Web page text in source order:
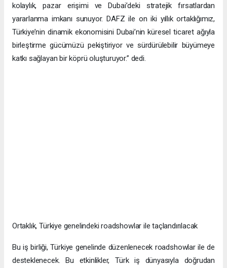
kolaylık, pazar erişimi ve Dubai’deki stratejik fırsatlardan
yararlanma imkanı sunuyor. DAFZ ile on iki yıllık ortaklığımız,
Türkiye’nin dinamik ekonomisini Dubai’nin küresel ticaret ağıyla
birleştirme gücümüzü pekiştiriyor ve sürdürülebilir büyümeye
katkı sağlayan bir köprü oluşturuyor.” dedi.
Ortaklık, Türkiye genelindeki roadshowlar ile taçlandırılacak
Bu iş birliği, Türkiye genelinde düzenlenecek roadshowlar ile de
desteklenecek. Bu etkinlikler, Türk iş dünyasıyla doğrudan